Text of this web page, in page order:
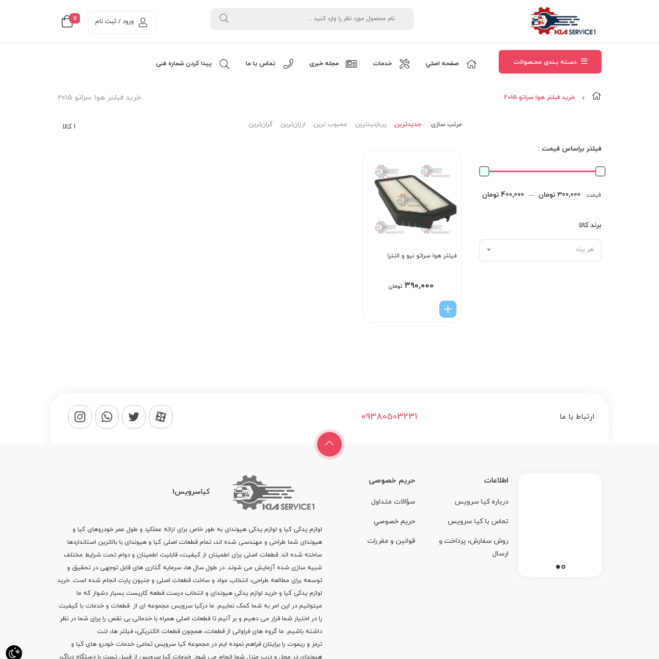
0 ورود / ثبت نام
دسـته بـندی محـصولات صفحه اصلي خدمات مجله خبری تماس با ما پیدا کردن شماره فنی
خرید فیلتر هوا سراتو 2015 خرید فیلتر هوا سراتو 2015
فیلتر براساس قیمت :
حداقل
حداکثر
قیمت: 300,000 تومان — 400,000 تومان
برند کالا
هر برند
1 کالا مرتب‌ سازی: جدیدترین پربازدیدترین محبوب ترین ارزان‌ترین گران‌ترین
فیلتر هوا سراتو نیو و النترا
۳۹۰,۰۰۰ تومان
ارتباط با ما 09380503231
اطلاعات
درباره کيا سرويس
تماس با کيا سرويس
روش سفارش، پرداخت و
ارسال
حریم خصوصی
سؤالات متداول
حريم خصوصي
قوانين و مقررات
کیاسرویس1
لوازم یدکی کیا و لوازم یدکی هیوندای به طور خاص برای ارائه عملکرد و طول عمر خودروهای کیا و
هیوندای شما طراحی و مهندسی شده اند، تمام قطعات اصلی کیا و هیوندای با بالاترین استانداردها
ساخته شده اند. قطعات اصلی برای اطمینان از کیفیت، قابلیت اطمینان و دوام تحت شرایط مختلف
شبیه سازی شده آزمایش می شوند. در طول سال ها، سرمایه گذاری های قابل توجهی در تحقیق و
توسعه برای مطالعه طراحی، انتخاب مواد و ساخت قطعات اصلی و جنیون پارت انجام شده است. خرید
لوازم یدکی کیا و خرید لوازم یدکی هیوندای و انتخاب درست قطعه کاریست بسیار دشوار که ما
میتوانیم در این امر به شما کمک نماییم. ما درکیا سرویس مجموعه ای از قطعات و خدمات با کیفیت
را در اختیار شما قرار می دهیم و بر آنیم تا قطعات اصلی همراه با خدماتی بی نقص را برای شما در نظر
داشته باشیم. ما گروه های فراوانی از قطعات، همچون قطعات الکتریکی، فیلتر ها، لنت
ترمز و ریموت را برایتان فراهم نموده ایم در مجموعه کیا سرویس تمامی خدمات خودرو های کیا و
هیوندای در محل و درب منزل شما انجام می شود. خدمات کیا سرویس از قبیل تست با دستگاه دیاگ،